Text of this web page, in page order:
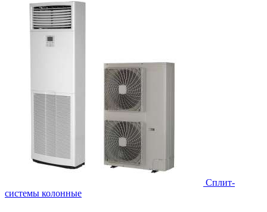
Cплит-
системы колонные